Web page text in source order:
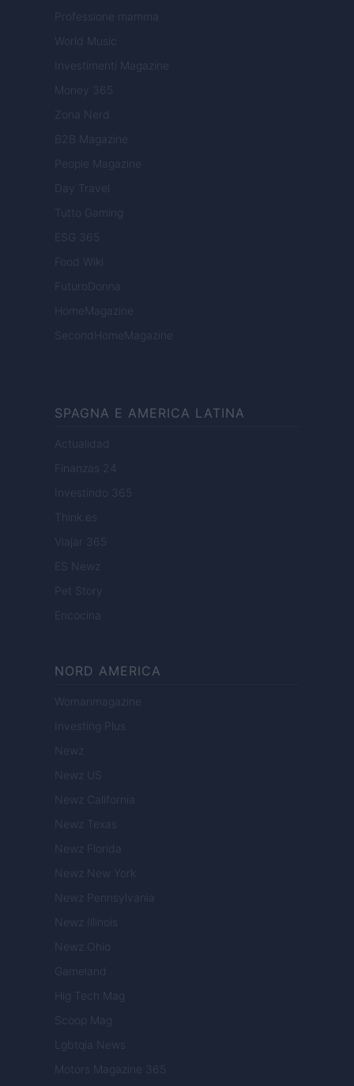
Professione mamma
World Music
Investimenti Magazine
Money 365
Zona Nerd
B2B Magazine
People Magazine
Day Travel
Tutto Gaming
ESG 365
Food Wiki
FuturoDonna
HomeMagazine
SecondHomeMagazine
SPAGNA E AMERICA LATINA
Actualidad
Finanzas 24
Investindo 365
Think.es
Viajar 365
ES Newz
Pet Story
Encocina
NORD AMERICA
Womanmagazine
Investing Plus
Newz
Newz US
Newz California
Newz Texas
Newz Florida
Newz New York
Newz Pennsylvania
Newz Illinois
Newz Ohio
Gameland
Hig Tech Mag
Scoop Mag
Lgbtqia News
Motors Magazine 365